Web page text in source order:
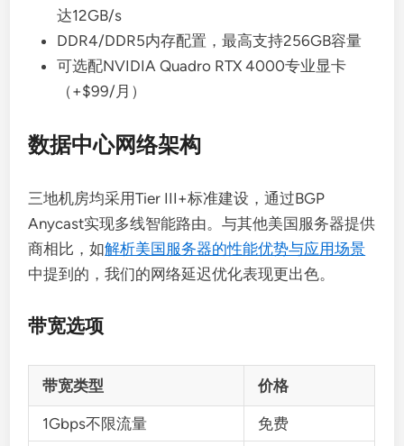
达12GB/s
DDR4/DDR5内存配置，最高支持256GB容量
可选配NVIDIA Quadro RTX 4000专业显卡
（+$99/月）
数据中心网络架构
三地机房均采用Tier III+标准建设，通过BGP
Anycast实现多线智能路由。与其他美国服务器提供
商相比，如解析美国服务器的性能优势与应用场景
中提到的，我们的网络延迟优化表现更出色。
带宽选项
带宽类型 价格
1Gbps不限流量
免费